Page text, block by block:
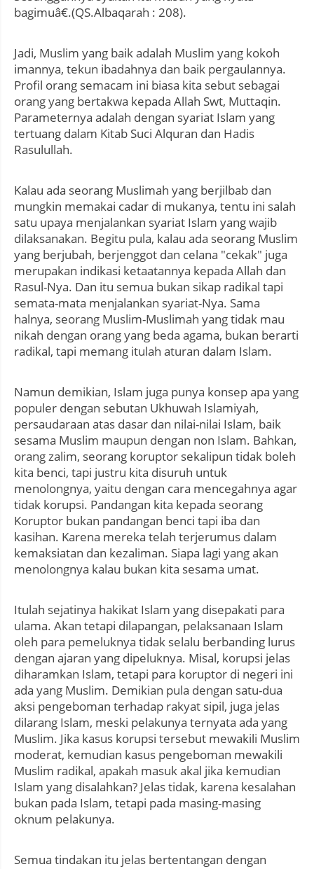
bagimuâ€.(QS.Albaqarah : 208).
Jadi, Muslim yang baik adalah Muslim yang kokoh
imannya, tekun ibadahnya dan baik pergaulannya.
Profil orang semacam ini biasa kita sebut sebagai
orang yang bertakwa kepada Allah Swt, Muttaqin.
Parameternya adalah dengan syariat Islam yang
tertuang dalam Kitab Suci Alquran dan Hadis
Rasulullah.
Kalau ada seorang Muslimah yang berjilbab dan
mungkin memakai cadar di mukanya, tentu ini salah
satu upaya menjalankan syariat Islam yang wajib
dilaksanakan. Begitu pula, kalau ada seorang Muslim
yang berjubah, berjenggot dan celana "cekak" juga
merupakan indikasi ketaatannya kepada Allah dan
Rasul-Nya. Dan itu semua bukan sikap radikal tapi
semata-mata menjalankan syariat-Nya. Sama
halnya, seorang Muslim-Muslimah yang tidak mau
nikah dengan orang yang beda agama, bukan berarti
radikal, tapi memang itulah aturan dalam Islam.
Namun demikian, Islam juga punya konsep apa yang
populer dengan sebutan Ukhuwah Islamiyah,
persaudaraan atas dasar dan nilai-nilai Islam, baik
sesama Muslim maupun dengan non Islam. Bahkan,
orang zalim, seorang koruptor sekalipun tidak boleh
kita benci, tapi justru kita disuruh untuk
menolongnya, yaitu dengan cara mencegahnya agar
tidak korupsi. Pandangan kita kepada seorang
Koruptor bukan pandangan benci tapi iba dan
kasihan. Karena mereka telah terjerumus dalam
kemaksiatan dan kezaliman. Siapa lagi yang akan
menolongnya kalau bukan kita sesama umat.
Itulah sejatinya hakikat Islam yang disepakati para
ulama. Akan tetapi dilapangan, pelaksanaan Islam
oleh para pemeluknya tidak selalu berbanding lurus
dengan ajaran yang dipeluknya. Misal, korupsi jelas
diharamkan Islam, tetapi para koruptor di negeri ini
ada yang Muslim. Demikian pula dengan satu-dua
aksi pengeboman terhadap rakyat sipil, juga jelas
dilarang Islam, meski pelakunya ternyata ada yang
Muslim. Jika kasus korupsi tersebut mewakili Muslim
moderat, kemudian kasus pengeboman mewakili
Muslim radikal, apakah masuk akal jika kemudian
Islam yang disalahkan? Jelas tidak, karena kesalahan
bukan pada Islam, tetapi pada masing-masing
oknum pelakunya.
Semua tindakan itu jelas bertentangan dengan